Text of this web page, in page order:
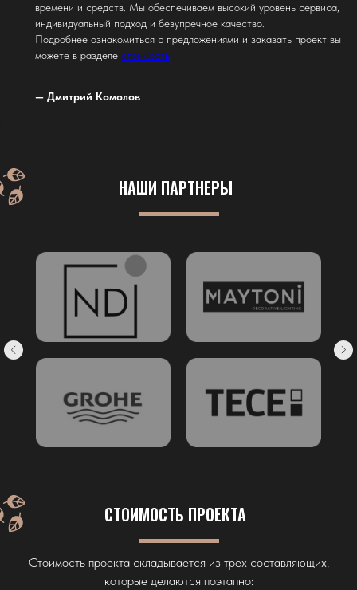
времени и средств. Мы обеспечиваем высокий уровень сервиса,
индивидуальный подход и безупречное качество.
Подробнее ознакомиться с предложениями и заказать проект вы
можете в разделе стоимость
— Дмитрий Комолов
НАШИ ПАРТНЕРЫ
СТОИМОСТЬ ПРОЕКТА
Стоимость проекта складывается из трех составляющих,
которые делаются поэтапно: